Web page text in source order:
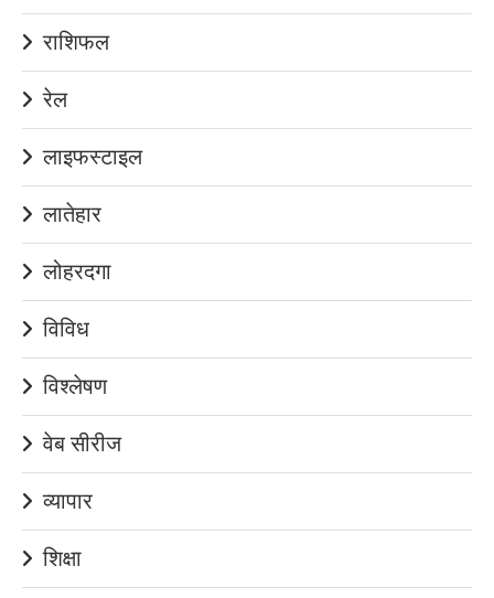
राशिफल
रेल
लाइफस्टाइल
लातेहार
लोहरदगा
विविध
विश्लेषण
वेब सीरीज
व्यापार
शिक्षा